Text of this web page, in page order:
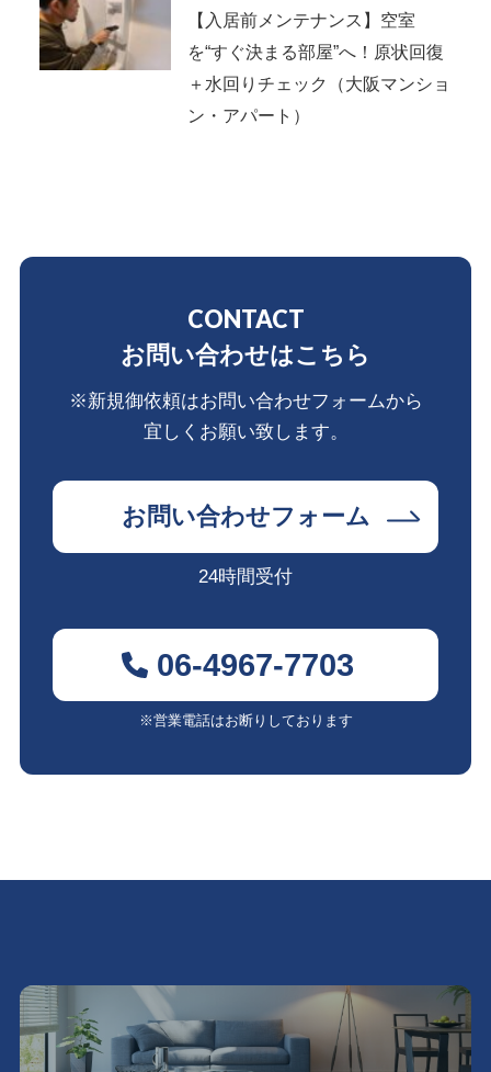
【入居前メンテナンス】空室
を“すぐ決まる部屋”へ！原状回復
＋水回りチェック（大阪マンショ
ン・アパート）
CONTACT
お問い合わせはこちら
※新規御依頼はお問い合わせフォームから
宜しくお願い致します。
お問い合わせフォーム
24時間受付
06-4967-7703
※営業電話はお断りしております